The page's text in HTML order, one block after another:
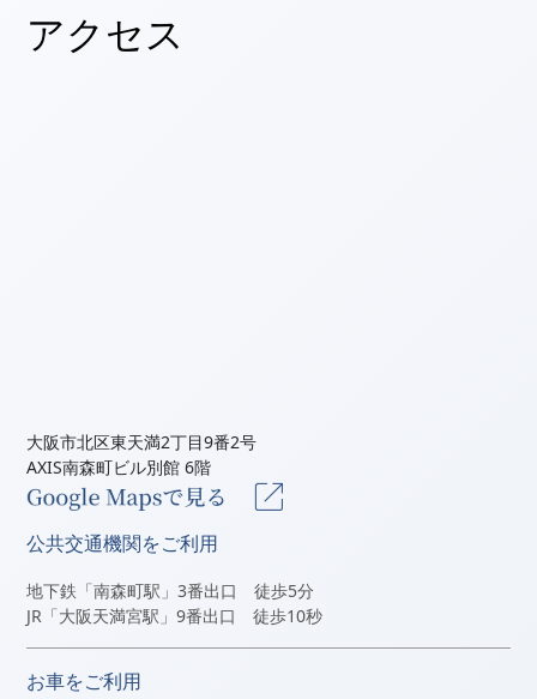
アクセス
大阪市北区東天満2丁目9番2号
AXIS南森町ビル別館 6階
公共交通機関をご利用
地下鉄「南森町駅」3番出口 徒歩5分
JR「大阪天満宮駅」9番出口 徒歩10秒
お車をご利用